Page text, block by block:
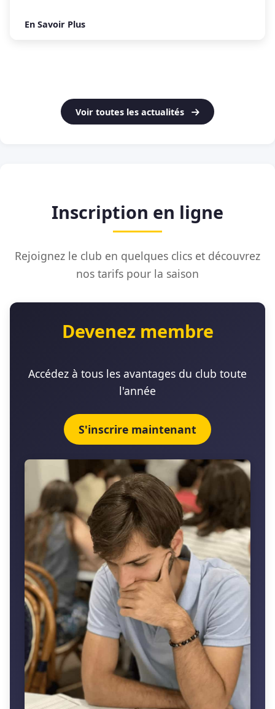
Open de blitz
En Savoir Plus
Voir toutes les actualités
Inscription en ligne
Rejoignez le club en quelques clics et découvrez
nos tarifs pour la saison
Devenez membre
Accédez à tous les avantages du club toute
l'année
S'inscrire maintenant